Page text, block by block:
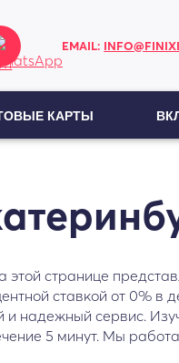
EMAIL:
КАРТЫ
этой странице
ставкой от 0% в
надежный сервис.
5 минут. Мы